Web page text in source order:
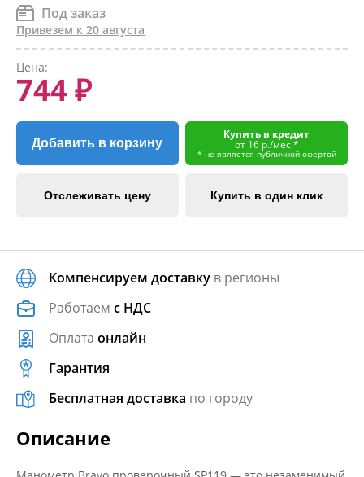
Под заказ
Привезем к 20 августа
Цена:
744 ₽
Добавить в корзину
Купить в кредит
от 16 р./мес.*
* не является публичной офертой
Отслеживать цену Купить в один клик
Компенсируем доставку в регионы
Работаем с НДС
Оплата онлайн
Гарантия
Бесплатная доставка по городу
Описание